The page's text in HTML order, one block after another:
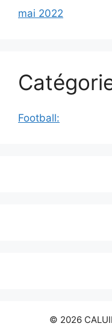
mai 2022
Football:
© 2026